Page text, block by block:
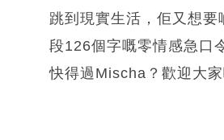
跳到現實生活，佢又想
段126個字嘅零情感急口
快得過Mischa？歡迎大家